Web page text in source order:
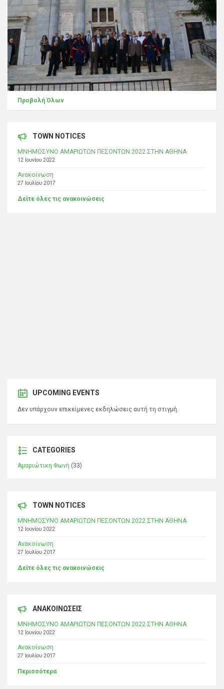
Προβολή Όλων
TOWN NOTICES
ΜΝΗΜΟΣΥΝΟ ΑΜΑΡΙΩΤΩΝ ΠΕΣΟΝΤΩΝ 2022 ΣΤΗΝ ΑΘΗΝΑ
12 Ιουνίου 2022
Ανακοίνωση
27 Ιουλίου 2017
Δείτε όλες τις ανακοινώσεις
UPCOMING EVENTS
Δεν υπάρχουν επικείμενες εκδηλώσεις αυτή τη στιγμή.
CATEGORIES
Αμαριώτικη Φωνή (33)
TOWN NOTICES
ΜΝΗΜΟΣΥΝΟ ΑΜΑΡΙΩΤΩΝ ΠΕΣΟΝΤΩΝ 2022 ΣΤΗΝ ΑΘΗΝΑ
12 Ιουνίου 2022
Ανακοίνωση
27 Ιουλίου 2017
Δείτε όλες τις ανακοινώσεις
ΑΝΑΚΟΙΝΩΣΕΙΣ
ΜΝΗΜΟΣΥΝΟ ΑΜΑΡΙΩΤΩΝ ΠΕΣΟΝΤΩΝ 2022 ΣΤΗΝ ΑΘΗΝΑ
12 Ιουνίου 2022
Ανακοίνωση
27 Ιουλίου 2017
Περισσότερα